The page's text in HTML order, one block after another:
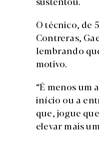
O técnico, de
Contreras,
lembrando
motivo.
“É menos um
início ou a
que, jogue
elevar mais